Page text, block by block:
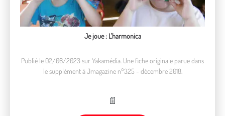
Je joue : L'harmonica
Publié le 02/06/2023 sur Yakamédia. Une fiche originale parue dans
le supplément à Jmagazine n°325 - décembre 2018.